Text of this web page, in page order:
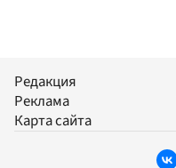
Редакция
Реклама
Карта сайта